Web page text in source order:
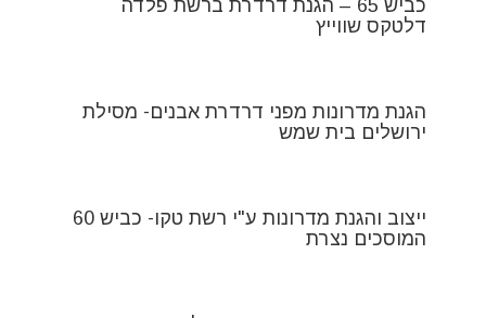
כביש 65 – הגנת דרדרת ברשת פלדה
דלטקס שווייץ
הגנת מדרונות מפני דרדרת אבנים- מסילת
ירושלים בית שמש
ייצוב והגנת מדרונות ע"י רשת טקו- כביש 60
המוסכים נצרת